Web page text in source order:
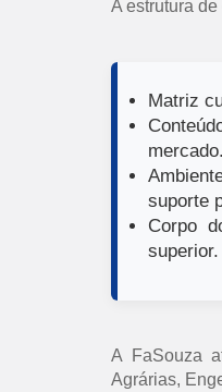
A estrutura
Matriz
mercado.
suporte
Corpo
superior.
A FaSouza
Agrárias,